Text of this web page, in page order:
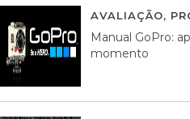
AVALIAÇÃO,
Manual GoPro:
momento